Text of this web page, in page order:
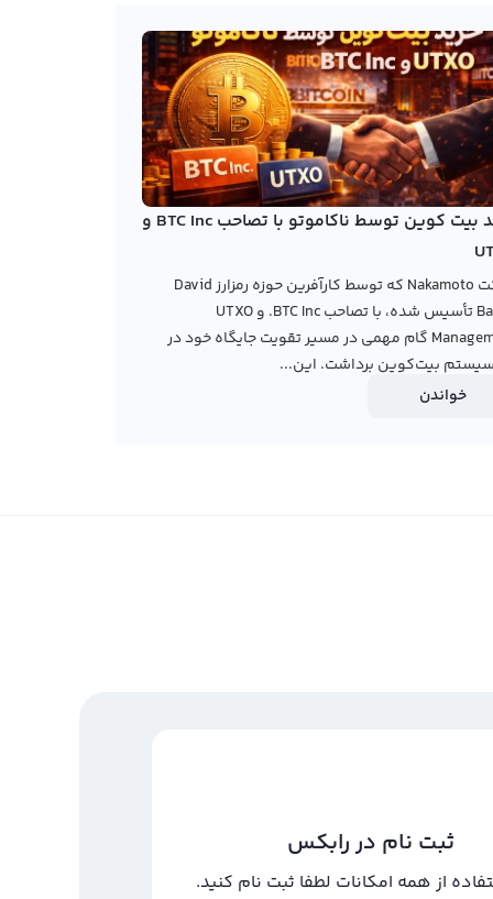
خرید بیت کوین توسط ناکاموتو با تصاحب BTC Inc و
شرکت Nakamoto که توسط کارآفرین حوزه رمزارز David
Bailey تأسیس شده، با تصاحب BTC Inc. و UTXO
Management گام مهمی در مسیر تقویت جایگاه خود در
بیت‌کوین برداشت. این...
خواندن
ثبت نام در رابکس
از همه امکانات لطفا ثبت نام کنید.